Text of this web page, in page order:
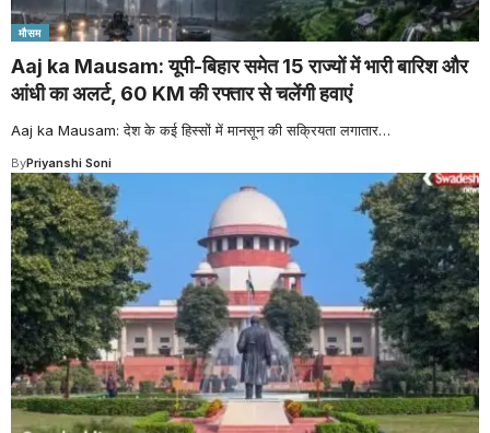
मौसम
Aaj ka Mausam: यूपी-बिहार समेत 15 राज्यों में भारी बारिश और
आंधी का अलर्ट, 60 KM की रफ्तार से चलेंगी हवाएं
Aaj ka Mausam: देश के कई हिस्सों में मानसून की सक्रियता लगातार…
ByPriyanshi Soni